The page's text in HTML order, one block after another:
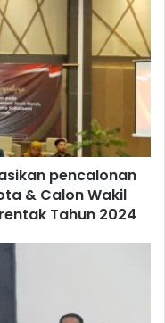
pencalonan
& Calon Wakil
Tahun 2024